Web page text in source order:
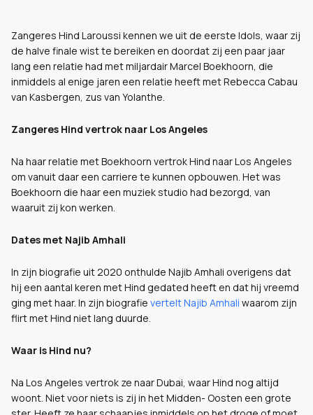
Zangeres Hind Laroussi kennen we uit de eerste Idols, waar zij
de halve finale wist te bereiken en doordat zij een paar jaar
lang een relatie had met miljardair Marcel Boekhoorn, die
inmiddels al enige jaren een relatie heeft met Rebecca Cabau
van Kasbergen, zus van Yolanthe.
Zangeres Hind vertrok naar Los Angeles
Na haar relatie met Boekhoorn vertrok Hind naar Los Angeles
om vanuit daar een carriere te kunnen opbouwen. Het was
Boekhoorn die haar een muziek studio had bezorgd, van
waaruit zij kon werken.
Dates met Najib Amhali
In zijn biografie uit 2020 onthulde Najib Amhali overigens dat
hij een aantal keren met Hind gedated heeft en dat hij vreemd
ging met haar. In zijn biografie vertelt Najib Amhali waarom zijn
flirt met Hind niet lang duurde.
Waar is Hind nu?
Na Los Angeles vertrok ze naar Dubai, waar Hind nog altijd
woont. Niet voor niets is zij in het Midden- Oosten een grote